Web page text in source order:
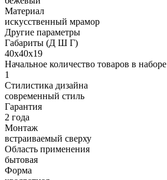
Материал
искусственный мрамор
Другие параметры
Габариты (Д Ш Г)
40х40х19
Начальное количество товаров в наборе
1
Стилистика дизайна
современный стиль
Гарантия
2 года
Монтаж
встраиваемый сверху
Область применения
бытовая
Форма